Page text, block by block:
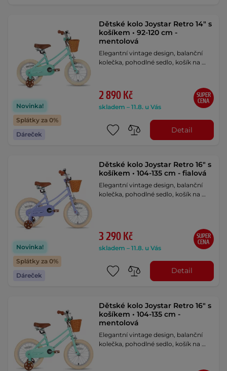
Novinka!
Splátky za 0%
Dáreček
Dětské kolo Joystar Retro 14" s
košíkem • 92-120 cm -
mentolová
Elegantní vintage design, balanční
kolečka, pohodlné sedlo, košík na …
2 890 Kč
skladem – 11.8. u Vás
SUPER
CENA
Detail
Novinka!
Splátky za 0%
Dáreček
Dětské kolo Joystar Retro 16" s
košíkem • 104-135 cm - fialová
Elegantní vintage design, balanční
kolečka, pohodlné sedlo, košík na …
3 290 Kč
skladem – 11.8. u Vás
SUPER
CENA
Detail
Dětské kolo Joystar Retro 16" s
košíkem • 104-135 cm -
mentolová
Elegantní vintage design, balanční
kolečka, pohodlné sedlo, košík na …